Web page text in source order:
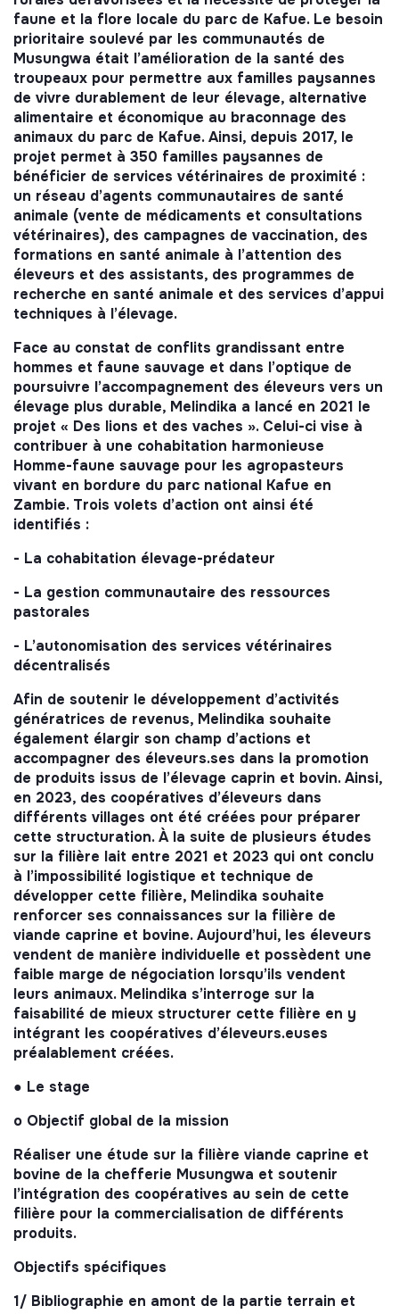
faune et la flore locale du parc de Kafue. Le besoin
prioritaire soulevé par les communautés de
Musungwa était l’amélioration de la santé des
troupeaux pour permettre aux familles paysannes
de vivre durablement de leur élevage, alternative
alimentaire et économique au braconnage des
animaux du parc de Kafue. Ainsi, depuis 2017, le
projet permet à 350 familles paysannes de
bénéficier de services vétérinaires de proximité :
un réseau d’agents communautaires de santé
animale (vente de médicaments et consultations
vétérinaires), des campagnes de vaccination, des
formations en santé animale à l’attention des
éleveurs et des assistants, des programmes de
recherche en santé animale et des services d’appui
techniques à l’élevage.
Face au constat de conflits grandissant entre
hommes et faune sauvage et dans l’optique de
poursuivre l’accompagnement des éleveurs vers un
élevage plus durable, Melindika a lancé en 2021 le
projet « Des lions et des vaches ». Celui-ci vise à
contribuer à une cohabitation harmonieuse
Homme-faune sauvage pour les agropasteurs
vivant en bordure du parc national Kafue en
Zambie. Trois volets d’action ont ainsi été
identifiés :
- La cohabitation élevage-prédateur
- La gestion communautaire des ressources
pastorales
- L’autonomisation des services vétérinaires
décentralisés
Afin de soutenir le développement d’activités
génératrices de revenus, Melindika souhaite
également élargir son champ d’actions et
accompagner des éleveurs.ses dans la promotion
de produits issus de l’élevage caprin et bovin. Ainsi,
en 2023, des coopératives d’éleveurs dans
différents villages ont été créées pour préparer
cette structuration. À la suite de plusieurs études
sur la filière lait entre 2021 et 2023 qui ont conclu
à l’impossibilité logistique et technique de
développer cette filière, Melindika souhaite
renforcer ses connaissances sur la filière de
viande caprine et bovine. Aujourd’hui, les éleveurs
vendent de manière individuelle et possèdent une
faible marge de négociation lorsqu’ils vendent
leurs animaux. Melindika s’interroge sur la
faisabilité de mieux structurer cette filière en y
intégrant les coopératives d’éleveurs.euses
préalablement créées.
● Le stage
o Objectif global de la mission
Réaliser une étude sur la filière viande caprine et
bovine de la chefferie Musungwa et soutenir
l’intégration des coopératives au sein de cette
filière pour la commercialisation de différents
produits.
Objectifs spécifiques
1/ Bibliographie en amont de la partie terrain et